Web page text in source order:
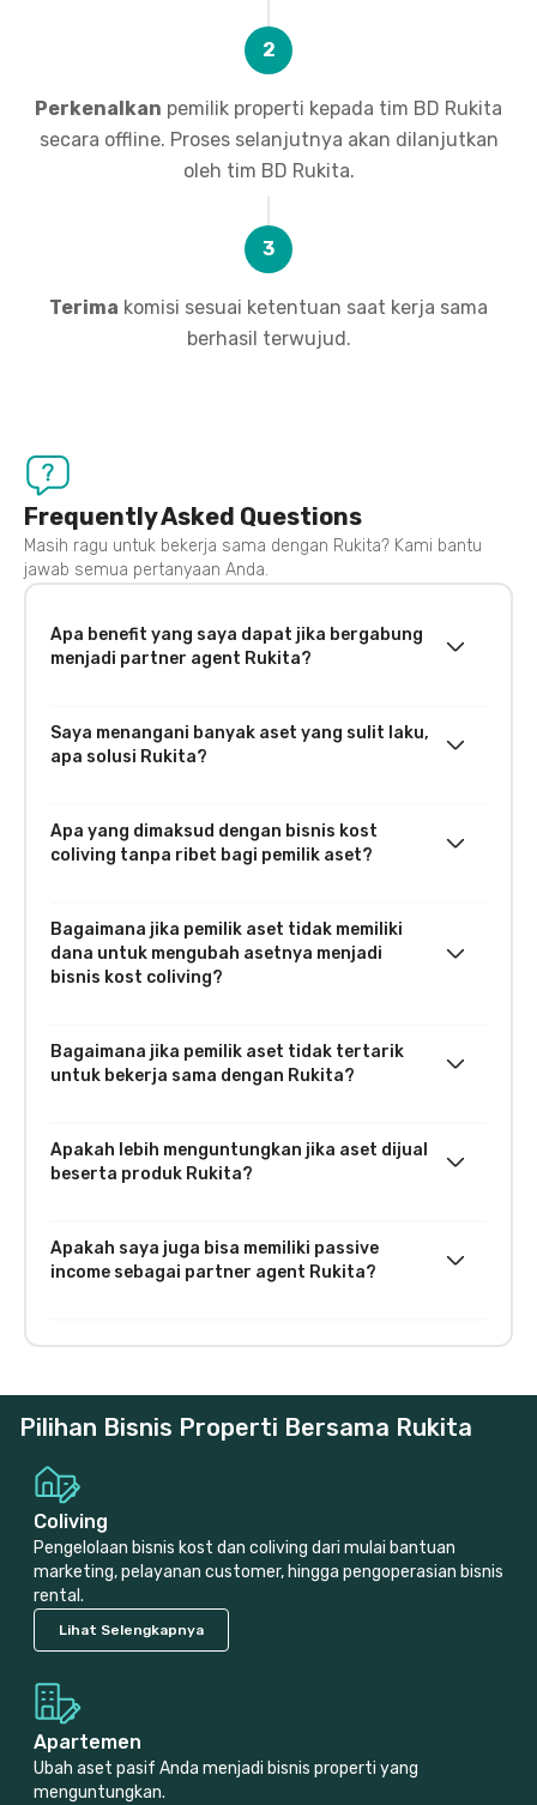
2
Perkenalkan pemilik properti kepada tim BD Rukita
secara offline. Proses selanjutnya akan dilanjutkan
oleh tim BD Rukita.
3
Terima komisi sesuai ketentuan saat kerja sama
berhasil terwujud.
Frequently Asked Questions
Masih ragu untuk bekerja sama dengan Rukita? Kami bantu
jawab semua pertanyaan Anda.
Apa benefit yang saya dapat jika bergabung
menjadi partner agent Rukita?
Saya menangani banyak aset yang sulit laku,
apa solusi Rukita?
Apa yang dimaksud dengan bisnis kost
coliving tanpa ribet bagi pemilik aset?
Bagaimana jika pemilik aset tidak memiliki
dana untuk mengubah asetnya menjadi
bisnis kost coliving?
Bagaimana jika pemilik aset tidak tertarik
untuk bekerja sama dengan Rukita?
Apakah lebih menguntungkan jika aset dijual
beserta produk Rukita?
Apakah saya juga bisa memiliki passive
income sebagai partner agent Rukita?
Pilihan Bisnis Properti Bersama Rukita
Coliving
Pengelolaan bisnis kost dan coliving dari mulai bantuan
marketing, pelayanan customer, hingga pengoperasian bisnis
rental.
Lihat Selengkapnya
Apartemen
Ubah aset pasif Anda menjadi bisnis properti yang
menguntungkan.